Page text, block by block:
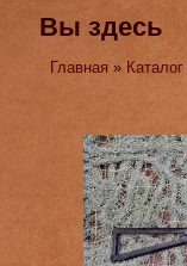
Вы здесь
Главная » Каталог